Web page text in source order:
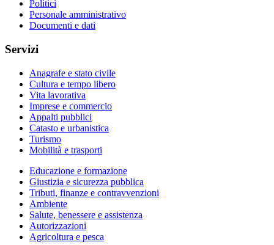
Politici
Personale amministrativo
Documenti e dati
Servizi
Anagrafe e stato civile
Cultura e tempo libero
Vita lavorativa
Imprese e commercio
Appalti pubblici
Catasto e urbanistica
Turismo
Mobilità e trasporti
Educazione e formazione
Giustizia e sicurezza pubblica
Tributi, finanze e contravvenzioni
Ambiente
Salute, benessere e assistenza
Autorizzazioni
Agricoltura e pesca